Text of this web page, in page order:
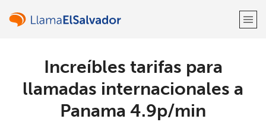
¡Bienvenido!
Increíbles tarifas para
llamadas internacionales a
Panama ⁦4.9p⁩/min